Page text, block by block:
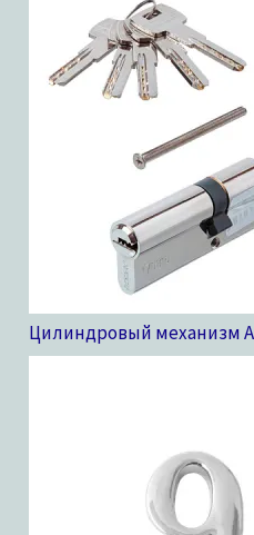
Цилиндровый механизм